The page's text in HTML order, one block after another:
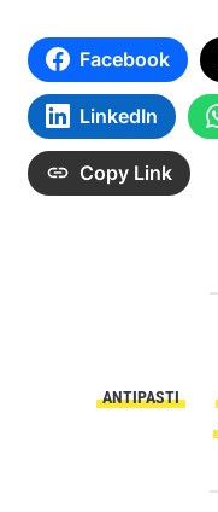
Facebook
LinkedIn
Copy Link
ANTIPASTI